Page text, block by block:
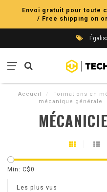
Envoi gratuit pour toute
/ Free shipping on
Accueil / Formations en
mécanique générale
Min: C$0
Les plus vus